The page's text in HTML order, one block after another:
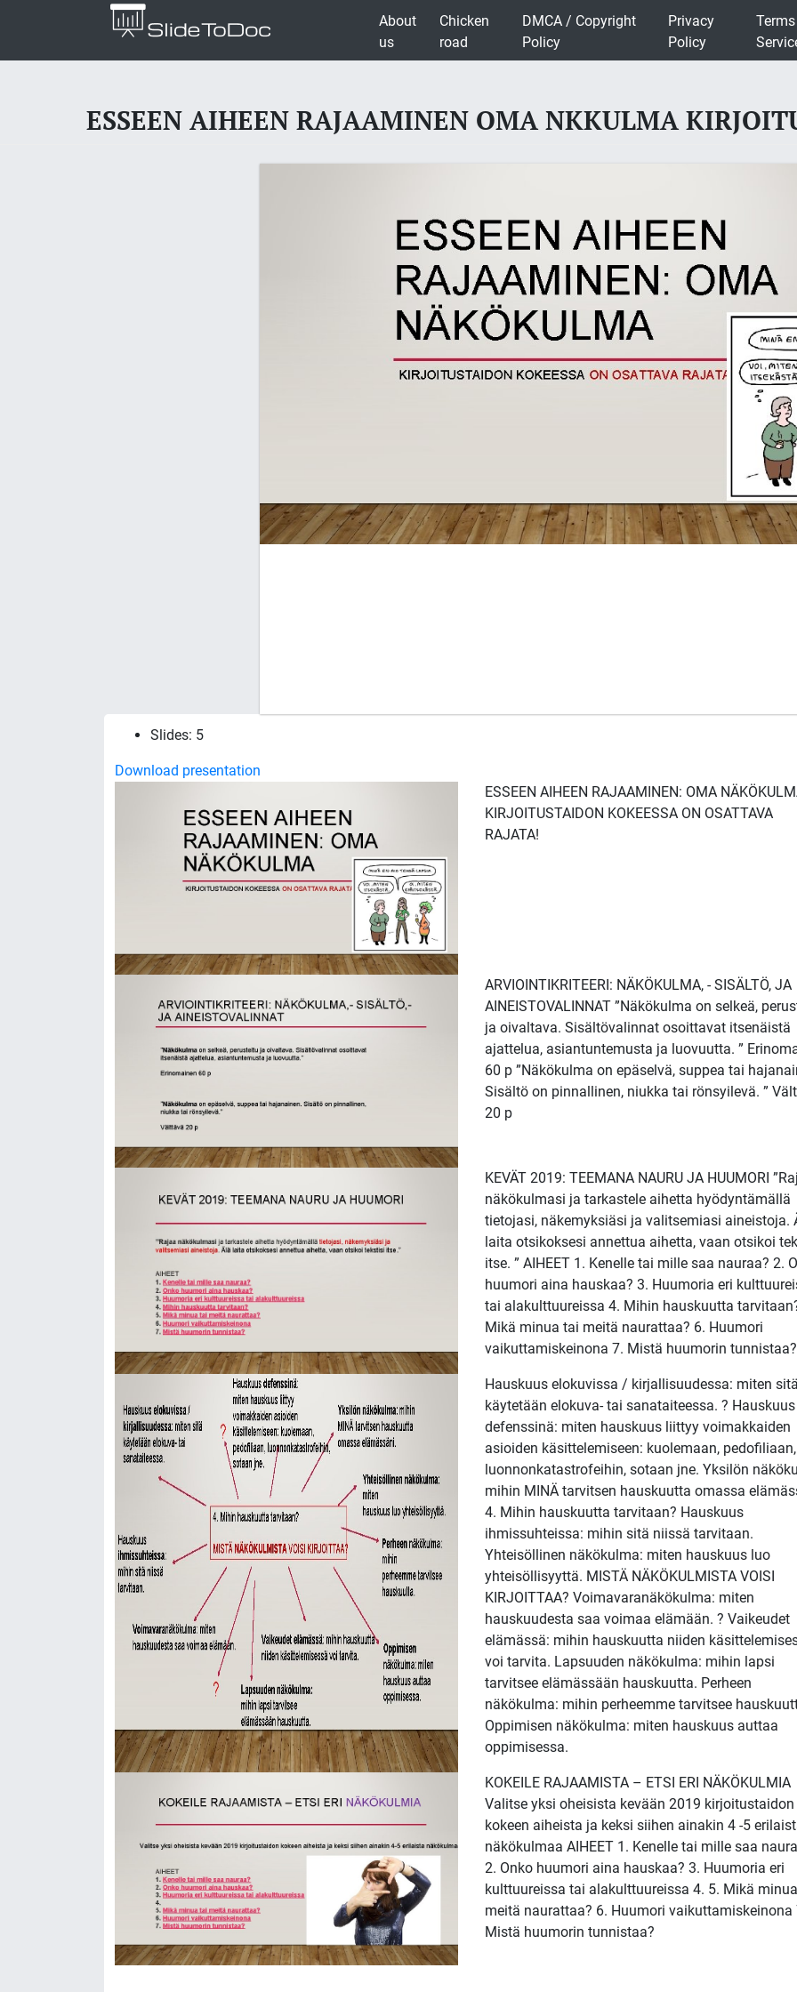
About
us
Chicken
road
DMCA / Copyright
Policy
Privacy
Policy
ESSEEN AIHEEN RAJAAMINEN OMA NKKULMA
Slides: 5
Download presentation
ESSEEN AIHEEN RAJAAMINEN: OMA
KIRJOITUSTAIDON KOKEESSA ON OSATTAVA
RAJATA!
ARVIOINTIKRITEERI: NÄKÖKULMA, - SISÄLTÖ, JA
AINEISTOVALINNAT ”Näkökulma on selkeä,
ja oivaltava. Sisältövalinnat osoittavat itsenäistä
ajattelua, asiantuntemusta ja luovuutta. ”
60 p ”Näkökulma on epäselvä, suppea tai
Sisältö on pinnallinen, niukka tai rönsyilevä. ”
20 p
KEVÄT 2019: TEEMANA NAURU JA HUUMORI
näkökulmasi ja tarkastele aihetta hyödyntämällä
tietojasi, näkemyksiäsi ja valitsemiasi aineistoja.
laita otsikoksesi annettua aihetta, vaan otsikoi
itse. ” AIHEET 1. Kenelle tai mille saa nauraa? 2.
huumori aina hauskaa? 3. Huumoria eri
tai alakulttuureissa 4. Mihin hauskuutta
Mikä minua tai meitä naurattaa? 6. Huumori
vaikuttamiskeinona 7. Mistä huumorin tunnistaa?
Hauskuus elokuvissa / kirjallisuudessa: miten
käytetään elokuva- tai sanataiteessa. ? Hauskuus
defenssinä: miten hauskuus liittyy voimakkaiden
asioiden käsittelemiseen: kuolemaan, pedofiliaan,
luonnonkatastrofeihin, sotaan jne. Yksilön
mihin MINÄ tarvitsen hauskuutta omassa
4. Mihin hauskuutta tarvitaan? Hauskuus
ihmissuhteissa: mihin sitä niissä tarvitaan.
Yhteisöllinen näkökulma: miten hauskuus luo
yhteisöllisyyttä. MISTÄ NÄKÖKULMISTA VOISI
KIRJOITTAA? Voimavaranäkökulma: miten
hauskuudesta saa voimaa elämään. ? Vaikeudet
elämässä: mihin hauskuutta niiden
voi tarvita. Lapsuuden näkökulma: mihin lapsi
tarvitsee elämässään hauskuutta. Perheen
näkökulma: mihin perheemme tarvitsee
Oppimisen näkökulma: miten hauskuus auttaa
oppimisessa.
KOKEILE RAJAAMISTA – ETSI ERI NÄKÖKULMIA
Valitse yksi oheisista kevään 2019 kirjoitustaidon
kokeen aiheista ja keksi siihen ainakin 4 -5
näkökulmaa AIHEET 1. Kenelle tai mille saa
2. Onko huumori aina hauskaa? 3. Huumoria eri
kulttuureissa tai alakulttuureissa 4. 5. Mikä
meitä naurattaa? 6. Huumori vaikuttamiskeinona
Mistä huumorin tunnistaa?